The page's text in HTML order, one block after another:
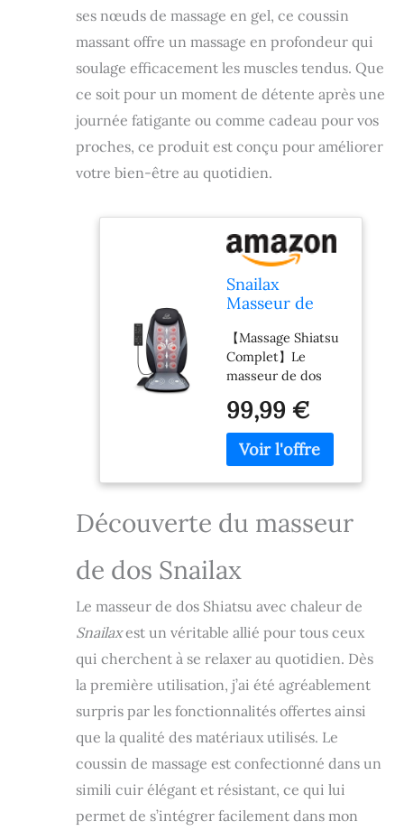
ses nœuds de massage en gel, ce coussin
massant offre un massage en profondeur qui
soulage efficacement les muscles tendus. Que
ce soit pour un moment de détente après une
journée fatigante ou comme cadeau pour vos
proches, ce produit est conçu pour améliorer
votre bien-être au quotidien.
Snailax
Masseur de
avec Chaleur,
Siège Massant
à Pétrissage
Profond et
Vibration
Réglable,
Nœuds
Ajustables,
Coussin de
Massage pour
Bureau,
Homme
Femme
【Massage Shiatsu
Complet】Le
masseur de dos
de 4 nœuds de
massage Shiatsu
qui se déplacent
de haut en bas
pour couvrir une
Choisissez entre le
haut du dos ou le
bas du dos selon
vos préférences. Le
permet également
d’ajuster l’intensité
pour une
expérience plus
douce ou plus
dynamique.
【Nœuds Flexibles
Ajustables】Les
nœuds de massage
flexibles sont
99,99 €
Découverte du masseur
de dos Snailax
Le masseur de dos Shiatsu avec chaleur de
Snailaxest un véritable allié pour tous ceux
qui cherchent à se relaxer au quotidien. Dès
la première utilisation, j’ai été agréablement
surpris par les fonctionnalités offertes ainsi
que la qualité des matériaux utilisés. Le
coussin de massage est confectionné dans un
simili cuir élégant et résistant, ce qui lui
permet de s’intégrer facilement dans mon